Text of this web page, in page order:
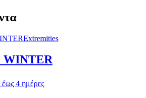
Extremities
4 ημέρες